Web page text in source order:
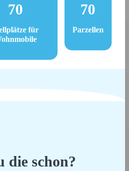
70
für
70
Parzellen
die schon?